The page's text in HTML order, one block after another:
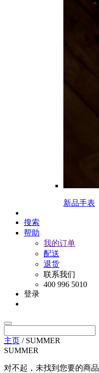
新品手表
搜索
帮助
我的订单
配送
退货
联系我们
400 996 5010
登录
主页 / SUMMER
SUMMER
对不起，未找到您要的商品